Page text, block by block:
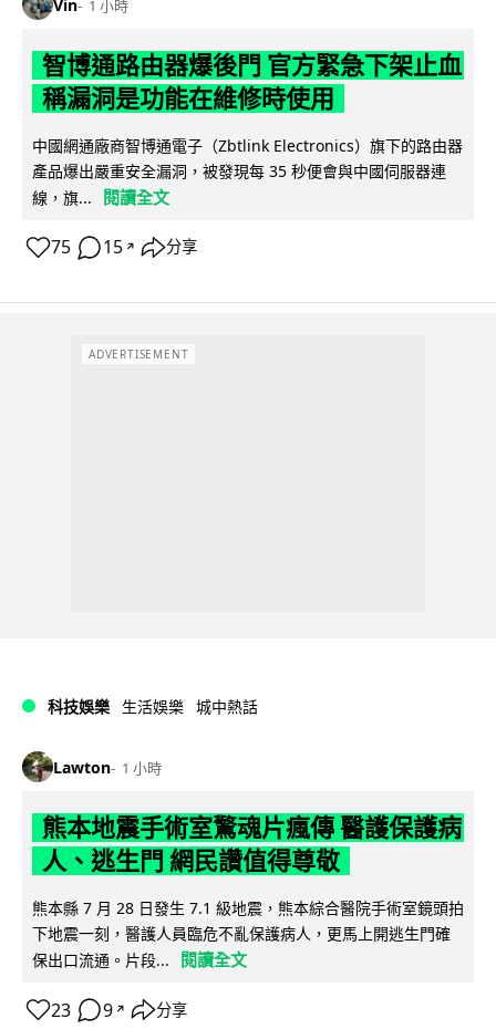
Vin 1 小時
智博通路由器爆後門 官方緊急下架止血
稱漏洞是功能在維修時使用
中國網通廠商智博通電子（Zbtlink Electronics）旗下的路由器
產品爆出嚴重安全漏洞，被發現每 35 秒便會與中國伺服器連
線，旗...
閱讀全文
75 15 ↗ 分享
ADVERTISEMENT
科技娛樂 生活娛樂 城中熱話
Lawton 1 小時
熊本地震手術室驚魂片瘋傳 醫護保護病
人、逃生門 網民讚值得尊敬
熊本縣 7 月 28 日發生 7.1 級地震，熊本綜合醫院手術室鏡頭拍
下地震一刻，醫護人員臨危不亂保護病人，更馬上開逃生門確
保出口流通。片段...
閱讀全文
23 9 ↗ 分享